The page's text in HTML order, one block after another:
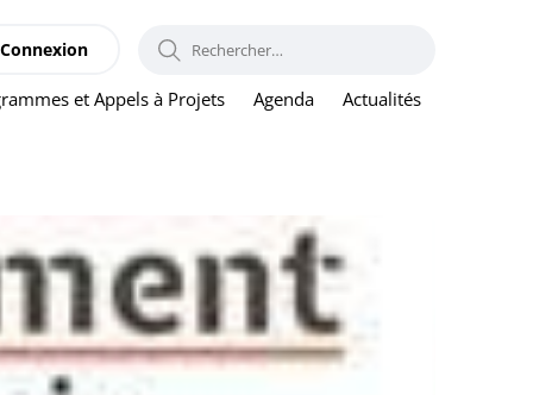
et Appels à Projets Agenda Actualités
Connexion RECHERCHER :